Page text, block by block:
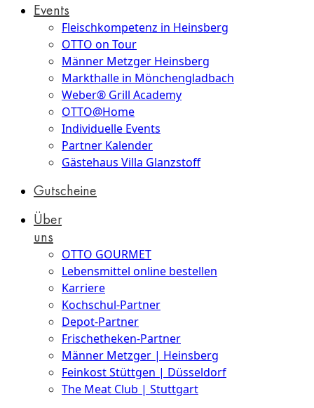
Events
Fleischkompetenz in Heinsberg
OTTO on Tour
Männer Metzger Heinsberg
Markthalle in Mönchengladbach
Weber® Grill Academy
OTTO@Home
Individuelle Events
Partner Kalender
Gästehaus Villa Glanzstoff
Gutscheine
Über
uns
OTTO GOURMET
Lebensmittel online bestellen
Karriere
Kochschul-Partner
Depot-Partner
Frischetheken-Partner
Männer Metzger | Heinsberg
Feinkost Stüttgen | Düsseldorf
The Meat Club | Stuttgart